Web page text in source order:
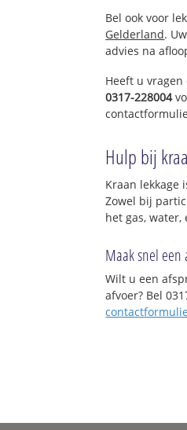
Bel ook voor
Gelderland.
advies na
Heeft u vragen
0317-228004
Hulp bij
Kraan lekkage
Zowel bij
het gas,
Maak snel een
Wilt u een
afvoer? Bel